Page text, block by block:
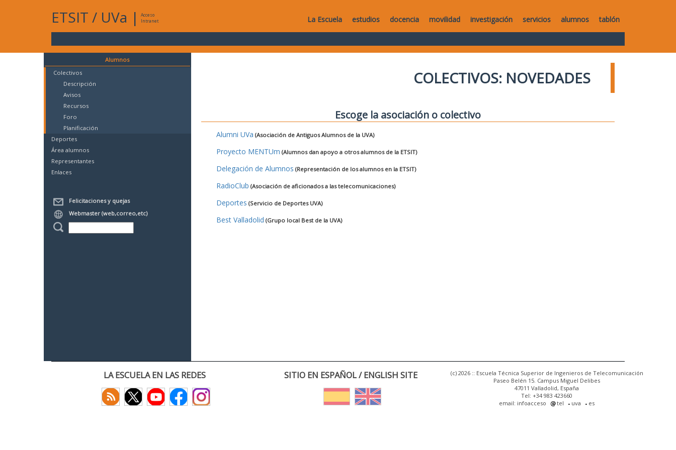
ETSIT / UVa |
Acceso
Intranet
La Escuela estudios docencia movilidad investigación servicios alumnos tablón
Alumnos
Colectivos
Descripción
Avisos
Recursos
Foro
Planificación
Deportes
Área alumnos
Representantes
Enlaces
Felicitaciones y quejas
Webmaster (web,correo,etc)
COLECTIVOS: NOVEDADES
Escoge la asociación o colectivo
Alumni UVa (Asociación de Antiguos Alumnos de la UVA)
Proyecto MENTUm (Alumnos dan apoyo a otros alumnos de la ETSIT)
Delegación de Alumnos (Representación de los alumnos en la ETSIT)
RadioClub (Asociación de aficionados a las telecomunicaciones)
Deportes (Servicio de Deportes UVA)
Best Valladolid (Grupo local Best de la UVA)
LA ESCUELA EN LAS REDES SITIO EN ESPAÑOL / ENGLISH SITE
(c) 2026 :: Escuela Técnica Superior de Ingenieros de Telecomunicación
Paseo Belén 15. Campus Miguel Delibes
47011 Valladolid, España
Tel: +34 983 423660
email: infoacceso
tel uva es